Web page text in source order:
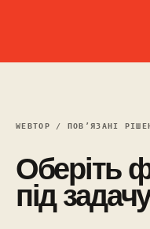
WEBTOP / ПОВ’ЯЗАНІ
Оберіть
під